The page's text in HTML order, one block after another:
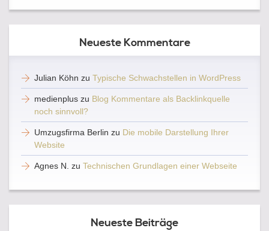
Neueste Kommentare
Julian Köhn zu Typische Schwachstellen in WordPress
medienplus zu Blog Kommentare als Backlinkquelle
noch sinnvoll?
Umzugsfirma Berlin zu Die mobile Darstellung Ihrer
Website
Agnes N. zu Technischen Grundlagen einer Webseite
Neueste Beiträge